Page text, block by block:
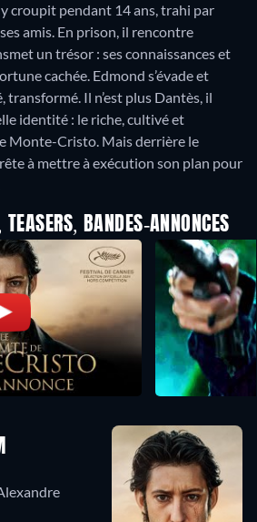
croupit pendant 14 ans, trahi par
amis. En prison, il rencontre
un trésor : ses connaissances et
cachée. Edmond s’évade et
transformé. Il n’est plus Dantès, il
identité : le riche, cultivé et
Monte-Cristo. Mais derrière le
à mettre à exécution son plan pour
BANDES-ANNONCES